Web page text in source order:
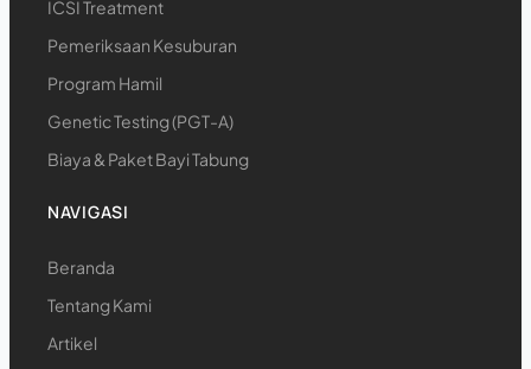
ICSI Treatment
Pemeriksaan Kesuburan
Program Hamil
Genetic Testing (PGT-A)
Biaya & Paket Bayi Tabung
NAVIGASI
Beranda
Tentang Kami
Artikel